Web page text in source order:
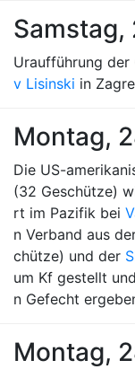
Samstag,
Uraufführung der
v Lisinski in
Montag,
Die US-
(32 Geschütze)
rt im Pazifik bei
n Verband aus
chütze) und der
um Kf gestellt
n Gefecht
Montag,